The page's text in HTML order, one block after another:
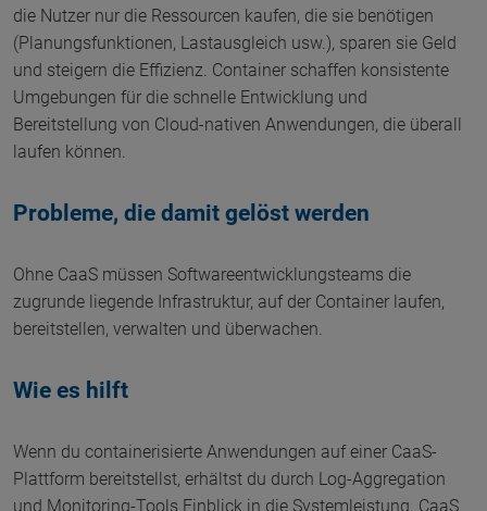
die Nutzer nur die Ressourcen kaufen, die sie benötigen
(Planungsfunktionen, Lastausgleich usw.), sparen sie Geld
und steigern die Effizienz. Container schaffen konsistente
Umgebungen für die schnelle Entwicklung und
Bereitstellung von Cloud-nativen Anwendungen, die überall
laufen können.
Probleme, die damit gelöst werden
Ohne CaaS müssen Softwareentwicklungsteams die
zugrunde liegende Infrastruktur, auf der Container laufen,
bereitstellen, verwalten und überwachen.
Wie es hilft
Wenn du containerisierte Anwendungen auf einer CaaS-
Plattform bereitstellst, erhältst du durch Log-Aggregation
und Monitoring-Tools Einblick in die Systemleistung. CaaS